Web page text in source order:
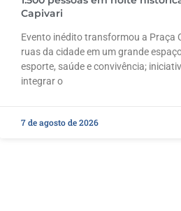
Capivari
Evento inédito transformou a Praça
ruas da cidade em um grande
esporte, saúde e convivência;
integrar o
7 de agosto de 2026